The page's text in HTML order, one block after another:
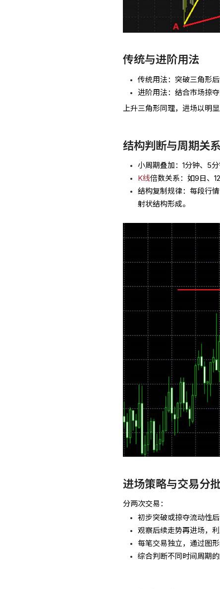
传统与进阶用法
传统用法：突破三角形
进阶用法：结合市场掠
上升三角形同理，进场以明
结构判断与周期关系
小周期叠加：1分钟、5
K线倍数关系：如9日、
结构复制规律：每段行
射状结构形成。
进场策略与交易分
分两次交易：
初步突破或掠夺流动性
观察后续走势再进场，
每笔交易独立，通过图
综合判断不同时间周期